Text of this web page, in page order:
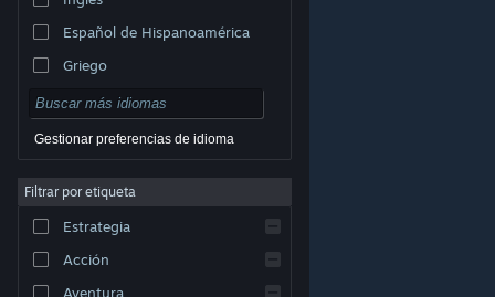
© Valve Corporation. Todos los derechos reservados.
respectivos dueños en EE. UU. y otros países.
Acuerdo de Suscriptor a Steam
Cookies
Español de Hispanoamérica
Griego
Gestionar preferencias de idioma
Filtrar por etiqueta
Estrategia
Acción
Aventura